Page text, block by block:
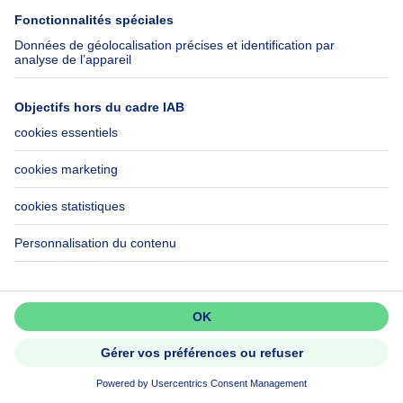
Activer l'alerte
328 000 € 328000€
Appartement
2 ch.2 chambres
9180 Moerbeke-Waas
Ne passez pas à côté!
Créez une alerte pour découvrir
les nouvelles annonces en premier.